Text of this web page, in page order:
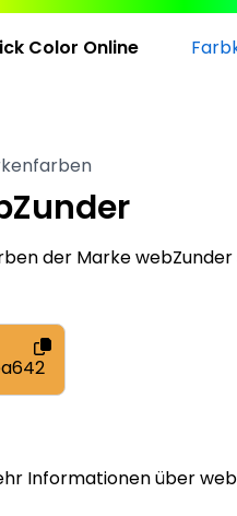
Color Online
der Marke
Informationen über